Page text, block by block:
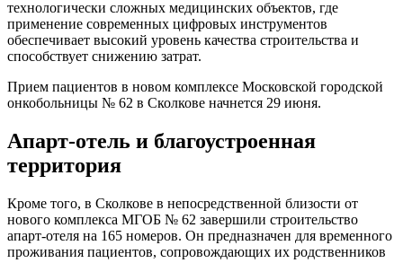
технологически сложных медицинских объектов, где
применение современных цифровых инструментов
обеспечивает высокий уровень качества строительства и
способствует снижению затрат.
Прием пациентов в новом комплексе Московской городской
онкобольницы № 62 в Сколкове начнется 29 июня.
Апарт-отель и благоустроенная
территория
Кроме того, в Сколкове в непосредственной близости от
нового комплекса МГОБ № 62 завершили строительство
апарт‑отеля на 165 номеров. Он предназначен для временного
проживания пациентов, сопровождающих их родственников